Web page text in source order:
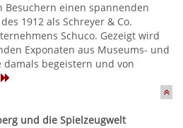
Besuchern einen spannenden
1912 als Schreyer & Co.
Schuco. Gezeigt wird
Exponaten aus Museums- und
begeistern und von
und die Spielzeugwelt